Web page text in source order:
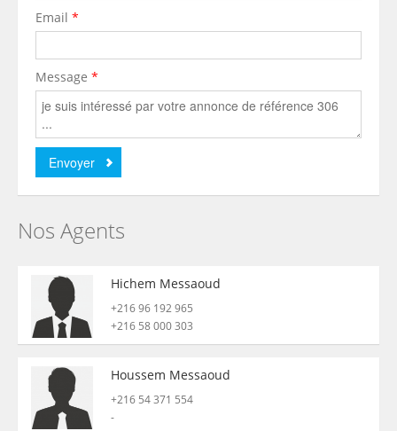
Email *
Message *
Nos Agents
Hichem Messaoud
+216 96 192 965
+216 58 000 303
Houssem Messaoud
+216 54 371 554
-